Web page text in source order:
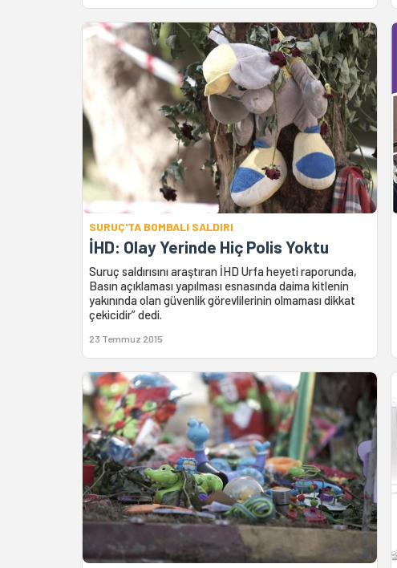
SURUÇ'TA BOMBALI SALDIRI
İHD: Olay Yerinde Hiç Polis Yoktu
Suruç saldırısını araştıran İHD Urfa heyeti raporunda,
Basın açıklaması yapılması esnasında daima kitlenin
yakınında olan güvenlik görevlilerinin olmaması dikkat
çekicidir” dedi.
23 Temmuz 2015